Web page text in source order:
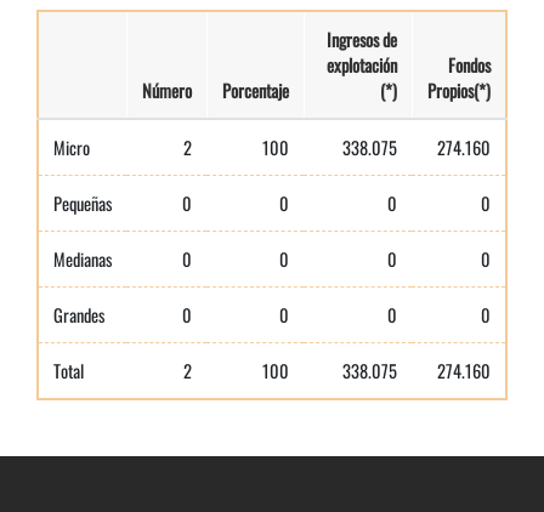
Número Porcentaje
Ingresos de
explotación
(*)
Fondos
Propios(*)
Micro 2 100 338.075 274.160
Pequeñas 0 0 0 0
Medianas 0 0 0 0
Grandes 0 0 0 0
Total 2 100 338.075 274.160